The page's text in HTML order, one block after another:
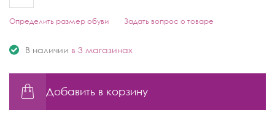
Определить размер обуви Задать вопрос о товаре
В наличии в 3 магазинах
Добавить в корзину